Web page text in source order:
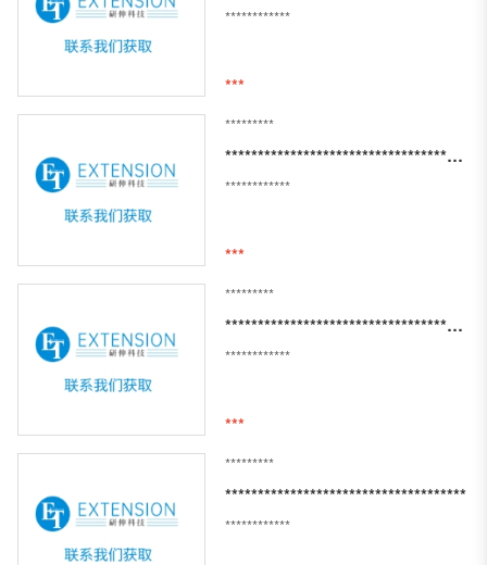
************
***
*********
**********************************************************
************
***
*********
**********************************************
************
***
*********
*************************************
************